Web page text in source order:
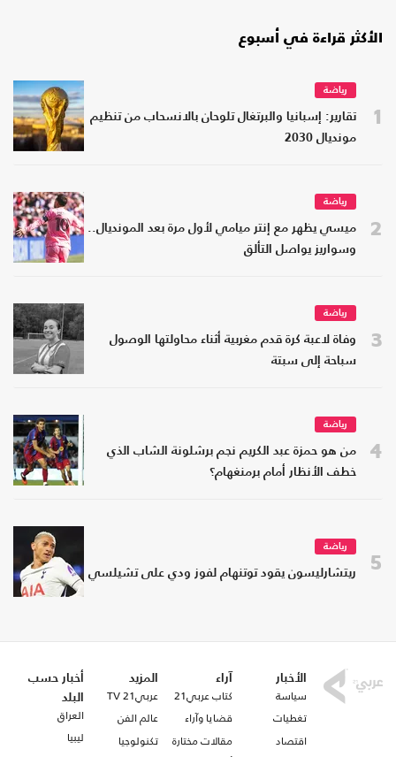
الأكثر قراءة في أسبوع
1
رياضة
تقارير: إسبانيا والبرتغال تلوحان بالانسحاب من تنظيم
مونديال 2030
2
رياضة
ميسي يظهر مع إنتر ميامي لأول مرة بعد المونديال..
وسواريز يواصل التألق
3
رياضة
وفاة لاعبة كرة قدم مغربية أثناء محاولتها الوصول
سباحة إلى سبتة
4
رياضة
من هو حمزة عبد الكريم نجم برشلونة الشاب الذي
خطف الأنظار أمام برمنغهام؟
5
رياضة
ريتشارليسون يقود توتنهام لفوز ودي على تشيلسي
الأخبار
سياسة
تغطيات
اقتصاد
آراء
كتاب عربي21
قضايا وآراء
مقالات مختارة
المزيد
عربي21 TV
عالم الفن
تكنولوجيا
أخبار حسب
البلد
العراق
ليبيا